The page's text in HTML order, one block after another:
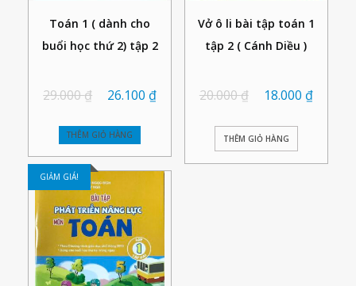
Toán 1 ( dành cho
buổi học thứ 2) tập 2
29.000₫ 26.100 ₫
THÊM GIỎ HÀNG
Vở ô li bài tập toán 1
tập 2 ( Cánh Diều )
20.000₫ 18.000 ₫
THÊM GIỎ HÀNG
GIẢM GIÁ!